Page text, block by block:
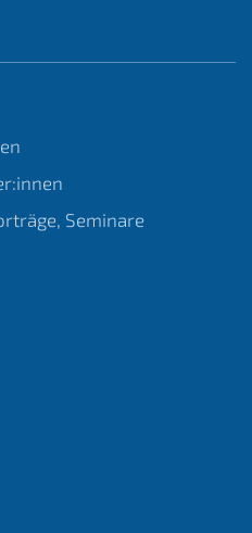
Seminare